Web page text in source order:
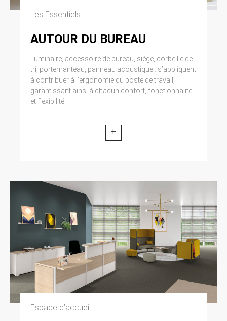
Les Essentiels
AUTOUR DU BUREAU
Luminaire, accessoire de bureau, siège, corbeille de
tri, portemanteau, panneau acoustique...s’appliquent
à contribuer à l’ergonomie du poste de travail,
garantissant ainsi à chacun confort, fonctionnalité
et flexibilité.
+
Espace d’accueil